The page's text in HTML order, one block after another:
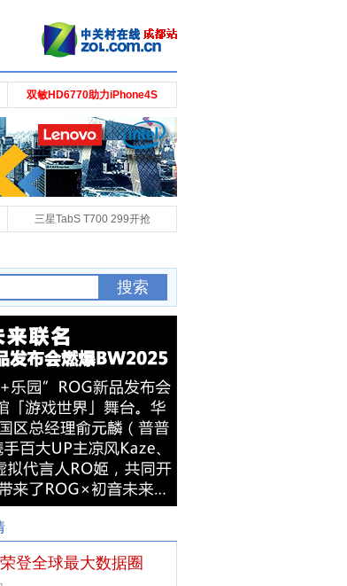
双敏HD6770助力iPhone4S
三星TabS T700 299开抢
登全球最大数据圈